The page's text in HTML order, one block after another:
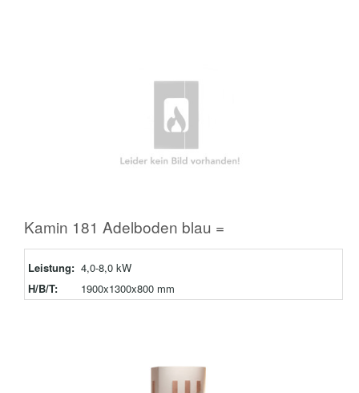
Kamin 181 Adelboden blau =
Leistung: 4,0-8,0 kW
H/B/T:
1900x1300x800 mm